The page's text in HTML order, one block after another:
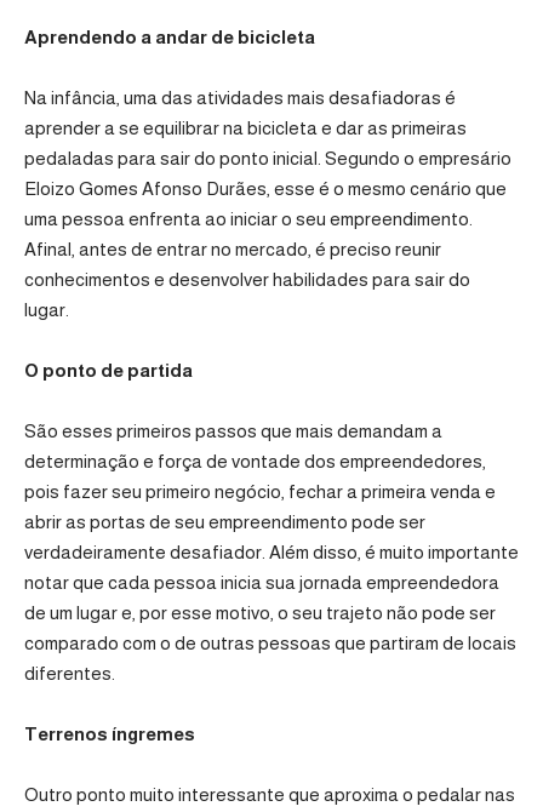
Aprendendo a andar de bicicleta
Na infância, uma das atividades mais desafiadoras é
aprender a se equilibrar na bicicleta e dar as primeiras
pedaladas para sair do ponto inicial. Segundo o empresário
Eloizo Gomes Afonso Durães, esse é o mesmo cenário que
uma pessoa enfrenta ao iniciar o seu empreendimento.
Afinal, antes de entrar no mercado, é preciso reunir
conhecimentos e desenvolver habilidades para sair do
lugar.
O ponto de partida
São esses primeiros passos que mais demandam a
determinação e força de vontade dos empreendedores,
pois fazer seu primeiro negócio, fechar a primeira venda e
abrir as portas de seu empreendimento pode ser
verdadeiramente desafiador. Além disso, é muito importante
notar que cada pessoa inicia sua jornada empreendedora
de um lugar e, por esse motivo, o seu trajeto não pode ser
comparado com o de outras pessoas que partiram de locais
diferentes.
Terrenos íngremes
Outro ponto muito interessante que aproxima o pedalar nas